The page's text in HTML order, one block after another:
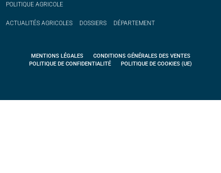
POLITIQUE AGRICOLE
ACTUALITÉS AGRICOLES DOSSIERS DÉPARTEMENT
MENTIONS LÉGALES
CONDITIONS GÉNÉRALES DES VENTES
POLITIQUE DE CONFIDENTIALITÉ
POLITIQUE DE COOKIES (UE)